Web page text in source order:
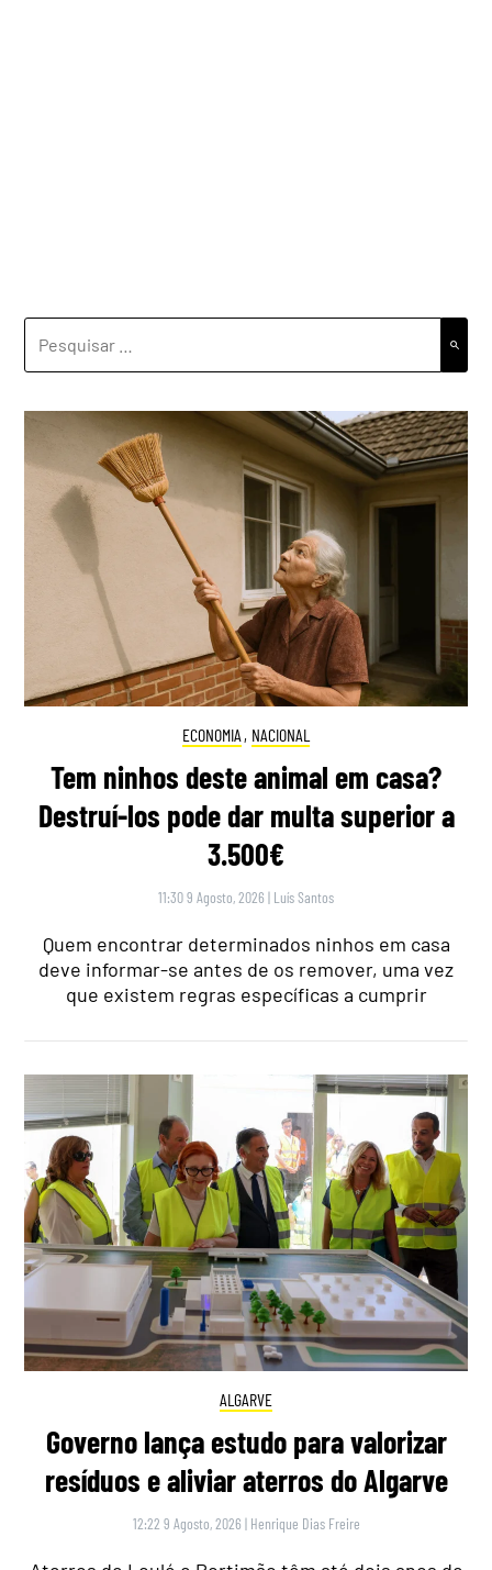
POR:
ECONOMIA , NACIONAL
Tem ninhos deste animal em casa?
Destruí-los pode dar multa superior a
3.500€
11:30 9 Agosto, 2026 | Luís Santos
Quem encontrar determinados ninhos em casa
deve informar-se antes de os remover, uma vez
que existem regras específicas a cumprir
ALGARVE
Governo lança estudo para valorizar
resíduos e aliviar aterros do Algarve
12:22 9 Agosto, 2026 | Henrique Dias Freire